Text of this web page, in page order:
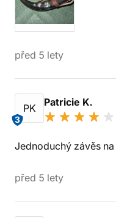
před 5 lety
PK
3
Patricie K.
Jednoduchý závěs
před 5 lety